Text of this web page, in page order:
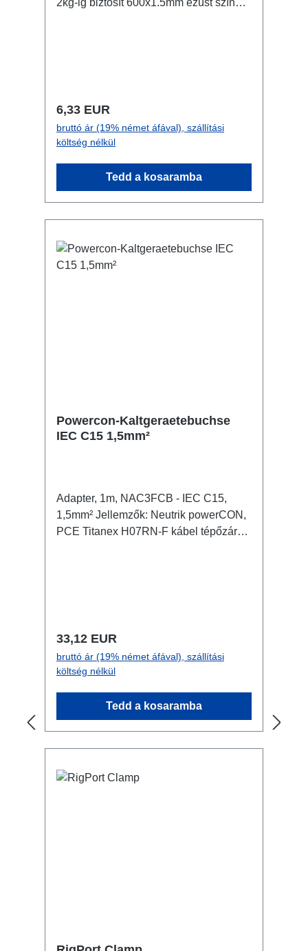
Normál ár:
6,33 EUR
bruttó ár (19% német áfával), szállítási
költség nélkül
Tedd a kosaramba
Powercon-Kaltgeraetebuchse
IEC C15 1,5mm²
Adapter, 1m, NAC3FCB - IEC C15,
1,5mm² Jellemzők: Neutrik powerCON,
PCE Titanex H07RN-F kábel tépőzáras
Normál ár:
33,12 EUR
bruttó ár (19% német áfával), szállítási
költség nélkül
Tedd a kosaramba